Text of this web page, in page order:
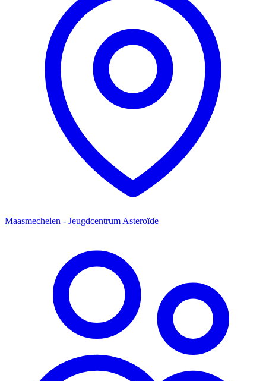
Maasmechelen - Jeugdcentrum Asteroïde